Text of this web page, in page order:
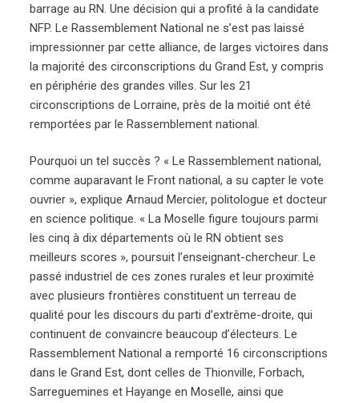
barrage au RN. Une décision qui a profité à la candidate
NFP. Le Rassemblement National ne s’est pas laissé
impressionner par cette alliance, de larges victoires dans
la majorité des circonscriptions du Grand Est, y compris
en périphérie des grandes villes. Sur les 21
circonscriptions de Lorraine, près de la moitié ont été
remportées par le Rassemblement national.
Pourquoi un tel succès ? « Le Rassemblement national,
comme auparavant le Front national, a su capter le vote
ouvrier », explique Arnaud Mercier, politologue et docteur
en science politique. « La Moselle figure toujours parmi
les cinq à dix départements où le RN obtient ses
meilleurs scores », poursuit l’enseignant-chercheur. Le
passé industriel de ces zones rurales et leur proximité
avec plusieurs frontières constituent un terreau de
qualité pour les discours du parti d’extrême-droite, qui
continuent de convaincre beaucoup d’électeurs. Le
Rassemblement National a remporté 16 circonscriptions
dans le Grand Est, dont celles de Thionville, Forbach,
Sarreguemines et Hayange en Moselle, ainsi que